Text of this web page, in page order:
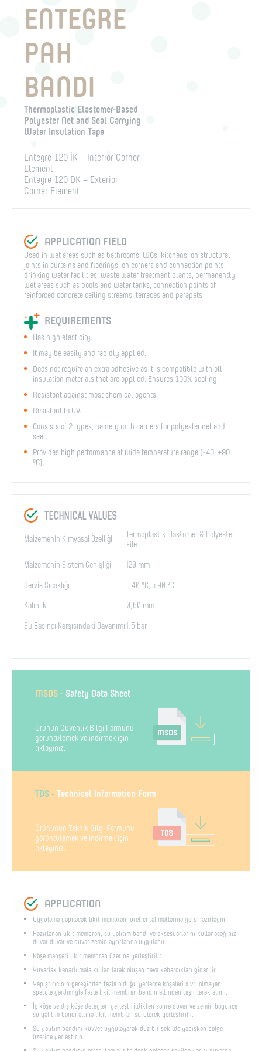
ENTEGRE
PAH
BANDI
Thermoplastic Elastomer-Based
Polyester Net and Seal Carrying
Water Insulation Tape
Entegre 120 İK – Interior Corner
Element
Entegre 120 DK – Exterior
Corner Element
APPLICATION FIELD
Used in wet areas such as bathrooms, WCs, kitchens, on structural
joints in curtains and floorings, on corners and connection points,
drinking water facilities, waste water treatment plants, permanently
wet areas such as pools and water tanks, connection points of
reinforced concrete ceiling streams, terraces and parapets
REQUIREMENTS
Has high elasticity.
It may be easily and rapidly applied.
Does not require an extra adhesive as it is compatible with all
insulation materials that are applied. Ensures 100% sealing.
Resistant against most chemical agents.
Resistant to UV.
Consists of 2 types, namely with carriers for polyester net and
seal.
Provides high performance at wide temperature range (-40, +90
ºC).
TECHNICAL VALUES
Malzemenin Kimyasal Özelliği
Termoplastik Elastomer & Polyester
File
Malzemenin Sistem Genişliği 120 mm
Servis Sıcaklığı
- 40 ºC, +90 ºC
Kalınlık
0,60 mm
Su Basıncı Karşısındaki Dayanımı1,5 bar
MSDS - Safety Data Sheet
Ürünün Güvenlik Bilgi Formunu
görüntülemek ve indirmek için
tıklayınız.
TDS - Technical Information Form
Ürününün Teknik Bilgi Formunu
görüntülemek ve indirmek için
tıklayınız.
APPLICATION
Uygulama yapılacak likit membranı üretici talimatlarına göre hazırlayın.
Hazırlanan likit membran, su yalıtım bandı ve aksesuarlarını kullanacağınız
duvar-duvar ve duvar-zemin ayrıtlarına uygulanır.
Köşe manşeti likit membran üzerine yerleştirilir.
Yuvarlak kenarlı mala kullanılarak oluşan hava kabarcıkları giderilir.
Yapıştırıcının gereğinden fazla olduğu yerlerde köşeleri sivri olmayan
spatula yardımıyla fazla likit membran bandın altından taşırılarak alınır.
İç köşe ve dış köşe detayları yerleştirildikten sonra duvar ve zemin boyunca
su yalıtım bandı altına likit membran sürülerek yerleştirilir.
Su yalıtım bandını kuvvet uygulayarak düz bir şekilde yapışkan bölge
üzerine yerleştirin.